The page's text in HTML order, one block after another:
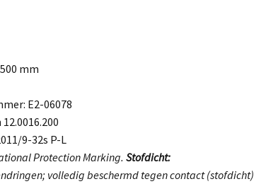
mm
E2-06078
9-32s P-L
Protection Marking.Stofdicht:
volledig beschermd tegen contact (stofdicht)